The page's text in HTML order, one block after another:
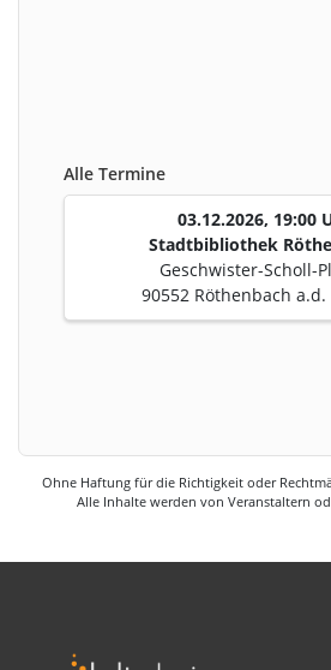
Alle Termine
03.12.2026, 19:00
Stadtbibliothek
Geschwister-Scholl-
90552 Röthenbach a.d.
Ohne Haftung für die Richtigkeit oder
Alle Inhalte werden von Veranstaltern